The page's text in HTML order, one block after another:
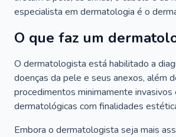
especialista em dermatologia é o
O que faz um
O dermatologista está habilitado a
doenças da pele e seus anexos, além
procedimentos minimamente invasivos
dermatológicas com finalidades
Embora o dermatologista seja mais